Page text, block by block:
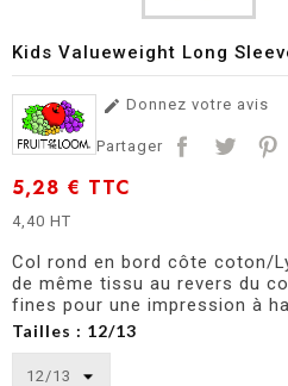
Kids Valueweight Long
 Donnez votre avis
Partager
5,28 € TTC
4,40 HT
Col rond en bord côte coton/
de même tissu au revers du
fines pour une impression à
Tailles : 12/13